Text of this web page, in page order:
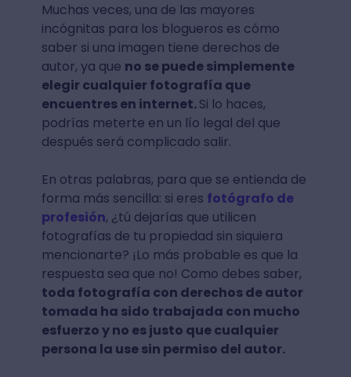
Muchas veces, una de las mayores
incógnitas para los blogueros es cómo
saber si una imagen tiene derechos de
autor, ya que no se puede simplemente
elegir cualquier fotografía que
encuentres en internet.Si lo haces,
podrías meterte en un lío legal del que
después será complicado salir.
En otras palabras, para que se entienda de
forma más sencilla: si eres fotógrafo de
profesión, ¿tú dejarías que utilicen
fotografías de tu propiedad sin siquiera
mencionarte? ¡Lo más probable es que la
respuesta sea que no! Como debes saber,
toda fotografía con derechos de autor
tomada ha sido trabajada con mucho
esfuerzo y no es justo que cualquier
persona la use sin permiso del autor.